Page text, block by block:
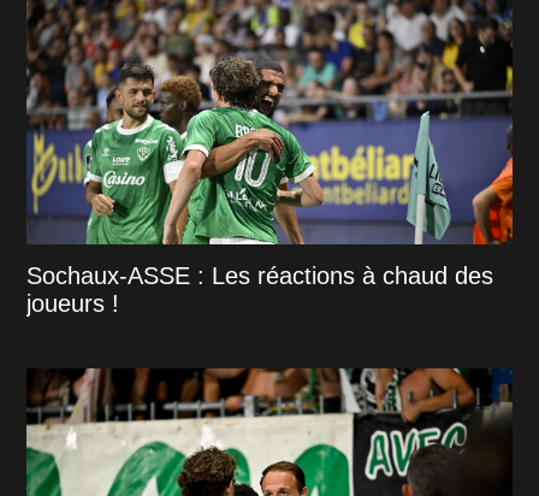
Sochaux-ASSE : Les réactions à chaud des
joueurs !